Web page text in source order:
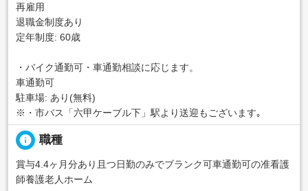
再雇用
退職金制度あり
定年制度: 60歳
・バイク通勤可・車通勤相談に応じます。
車通勤可
駐車場: あり(無料)
※・市バス「六甲ケーブル下」駅より送迎もございます｡
info 職種
賞与4.4ヶ月分あり且つ日勤のみでブランク可車通勤可の准看護
師養護老人ホーム